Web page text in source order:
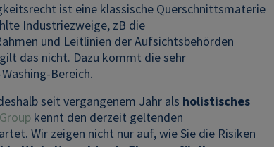
ist eine klassische Querschnittsmaterie
Industriezweige, zB die
und Leitlinien der Aufsichtsbehörden
das nicht. Dazu kommt die sehr
Bereich.
seit vergangenem Jahr als holistisches
kennt den derzeit geltenden
Wir zeigen nicht nur auf, wie Sie die Risiken